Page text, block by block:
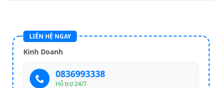
LIÊN HỆ NGAY
Kinh Doanh
0836993338
Hỗ trợ 24/7